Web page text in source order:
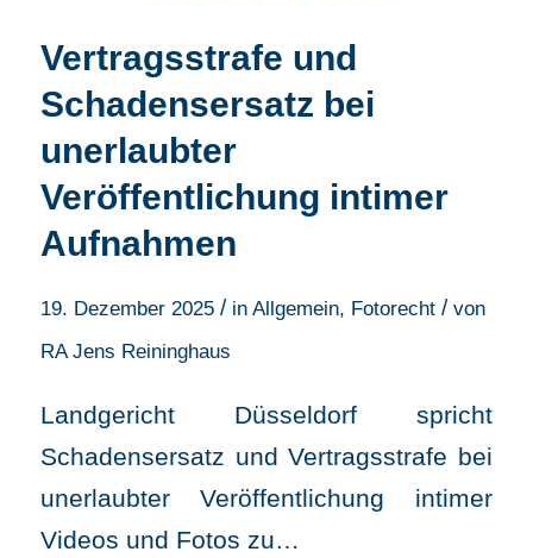
Vertragsstrafe und
Schadensersatz bei
unerlaubter
Veröffentlichung intimer
Aufnahmen
19. Dezember 2025 / in Allgemein, Fotorecht / von
RA Jens Reininghaus
Landgericht Düsseldorf spricht
Schadensersatz und Vertragsstrafe bei
unerlaubter Veröffentlichung intimer
Videos und Fotos zu…